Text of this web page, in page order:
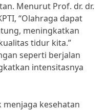
Menurut Prof. dr. dr.
“Olahraga dapat
meningkatkan
tidur kita.”
seperti berjalan
intensitasnya
kesehatan